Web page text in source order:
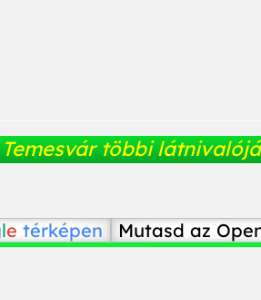
Temesvár többi
le térképen Mutasd az